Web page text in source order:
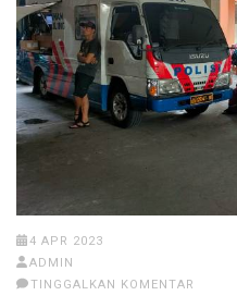
4 APR 2023
ADMIN
TINGGALKAN KOMENTAR